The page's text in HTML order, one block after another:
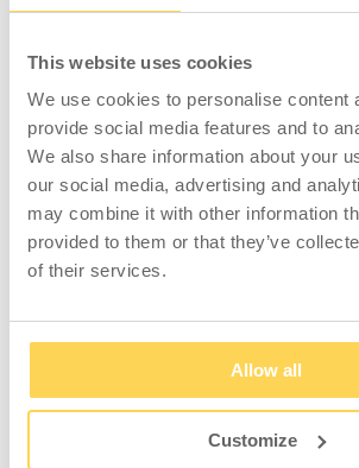
This website uses cookies
We use cookies to personalise content
provide social media features and to
We also share information about your
our social media, advertising and
may combine it with other information
provided to them or that they’ve
of their services.
Allow all
Customize
100% utdragbar och ställbar
skrivare
Utdragbar tangentbordshylla
Skrivpulpet med förvaring
(gasfjäderdämpare till lock)
Hållare för monitor med
Power bar med 5 st uttag
Underhållsfritt batteri (med 1